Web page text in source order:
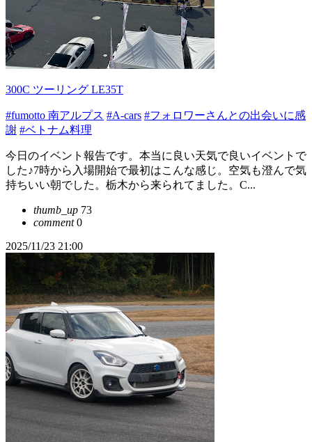
300C ツーリング LE35T
#fumotto 南アルプス #A-cars #フォロワーさんとの出会いに感
謝 #ベトナム料理
今日のイベント報告です。本当に良い天気で良いイベントで
した♪7時から入場開始で最初はこんな感じ。空気も澄んで気
持ちいい朝でした。栃木から来られてました。C...
thumb_up 73
comment0
2025/11/23 21:00